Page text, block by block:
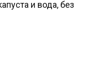
и вода, без